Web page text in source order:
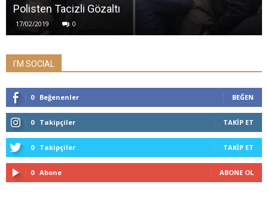
Polisten Tacizli Gözaltı
17/02/2019 0
I'M SOCIAL
0 Beğenenler BEĞEN
0 Takipçiler TAKIP ET
0 Takipçiler TAKIP ET
0 Abone ABONE OL